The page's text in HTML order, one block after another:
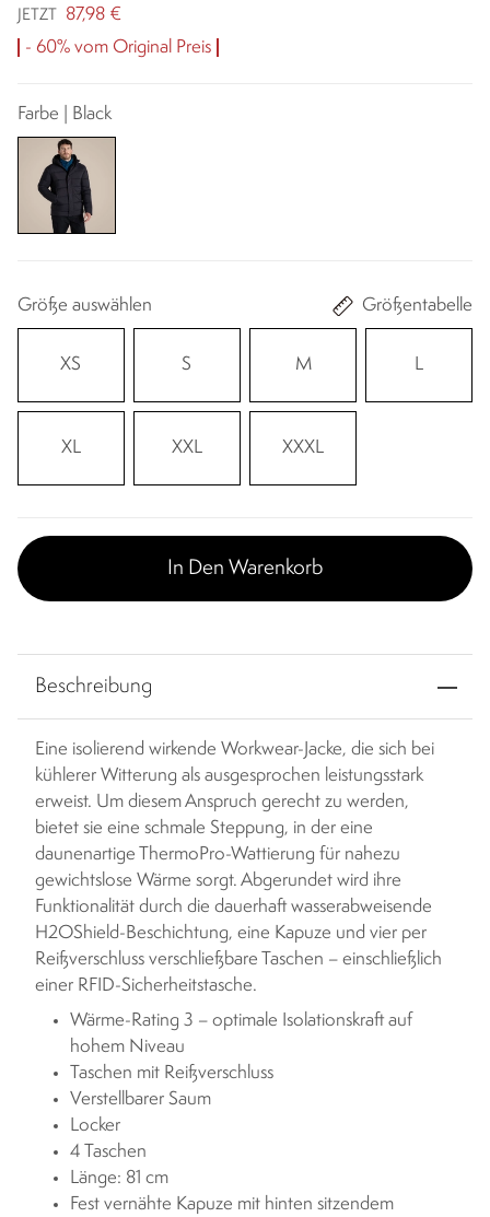
JETZT
87,98 €
- 60% vom Original Preis
Farbe | Black
Größe auswählen Größentabelle
XS S M L
XL XXL XXXL
In Den Warenkorb
Beschreibung
Eine isolierend wirkende Workwear-Jacke, die sich bei
kühlerer Witterung als ausgesprochen leistungsstark
erweist. Um diesem Anspruch gerecht zu werden,
bietet sie eine schmale Steppung, in der eine
daunenartige ThermoPro-Wattierung für nahezu
gewichtslose Wärme sorgt. Abgerundet wird ihre
Funktionalität durch die dauerhaft wasserabweisende
H2OShield-Beschichtung, eine Kapuze und vier per
Reißverschluss verschließbare Taschen – einschließlich
einer RFID-Sicherheitstasche.
Wärme-Rating 3 – optimale Isolationskraft auf
hohem Niveau
Taschen mit Reißverschluss
Verstellbarer Saum
Locker
4 Taschen
Länge: 81 cm
Fest vernähte Kapuze mit hinten sitzendem